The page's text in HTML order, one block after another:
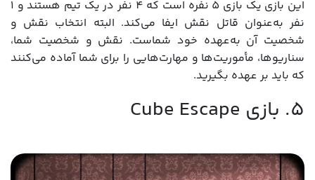
این بازی یک بازی 5 نفره است که 4 نفر در یک تیم هستند و 1
نفر به‌عنوان قاتل نقش ایفا می‌کند. البته انتخاب نقش و
شخصیت آن به‌عهده خود شماست. نقش و شخصیت شما،
سناریوها، مأموریت‌ها و مهارت‌هایی را برای شما آماده می‌کنند
که باید بر عهده بگیرید.
5. بازی Cube Escape